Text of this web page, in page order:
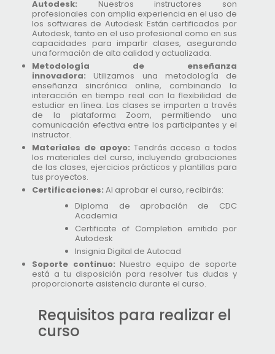
Autodesk: Nuestros instructores son
profesionales con amplia experiencia en el uso de
los softwares de Autodesk Están certificados por
Autodesk, tanto en el uso profesional como en sus
capacidades para impartir clases, asegurando
una formación de alta calidad y actualizada.
Metodología de enseñanza
innovadora: Utilizamos una metodología de
enseñanza sincrónica online, combinando la
interacción en tiempo real con la flexibilidad de
estudiar en línea. Las clases se imparten a través
de la plataforma Zoom, permitiendo una
comunicación efectiva entre los participantes y el
instructor.
Materiales de apoyo: Tendrás acceso a todos
los materiales del curso, incluyendo grabaciones
de las clases, ejercicios prácticos y plantillas para
tus proyectos.
Certificaciones: Al aprobar el curso, recibirás:
Diploma de aprobación de CDC
Academia
Certificate of Completion emitido por
Autodesk
Insignia Digital de Autocad
Soporte continuo: Nuestro equipo de soporte
está a tu disposición para resolver tus dudas y
proporcionarte asistencia durante el curso.
Requisitos para realizar el
curso